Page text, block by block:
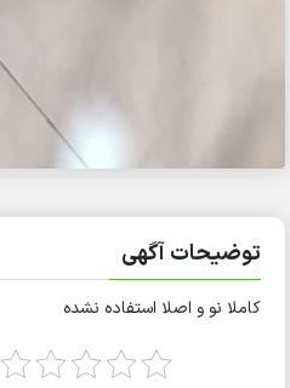
توضیحات آگهی
کاملا نو و اصلا استفاده نشده